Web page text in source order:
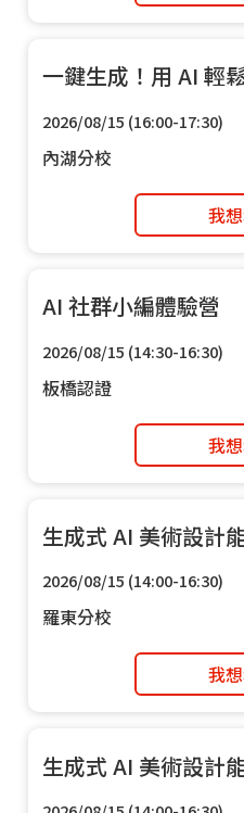
一鍵生成！用 AI 輕
2026/08/15 (16:00-17:30)
內湖分校
我
AI 社群小編體驗營
2026/08/15 (14:30-16:30)
板橋認證
我
生成式 AI 美術設計
2026/08/15 (14:00-16:30)
羅東分校
我
生成式 AI 美術設計